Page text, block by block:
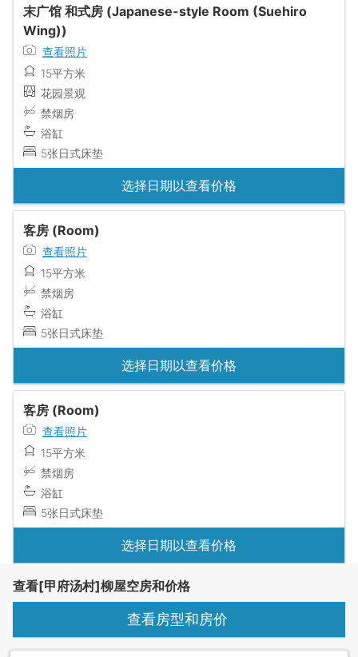
末广馆 和式房 (Japanese-style Room (Suehiro
Wing))
查看照片
15平方米
花园景观
禁烟房
浴缸
5张日式床垫
选择日期以查看价格
客房 (Room)
查看照片
15平方米
禁烟房
浴缸
5张日式床垫
选择日期以查看价格
客房 (Room)
查看照片
15平方米
禁烟房
浴缸
5张日式床垫
选择日期以查看价格
查看[甲府汤村]柳屋空房和价格
查看房型和房价